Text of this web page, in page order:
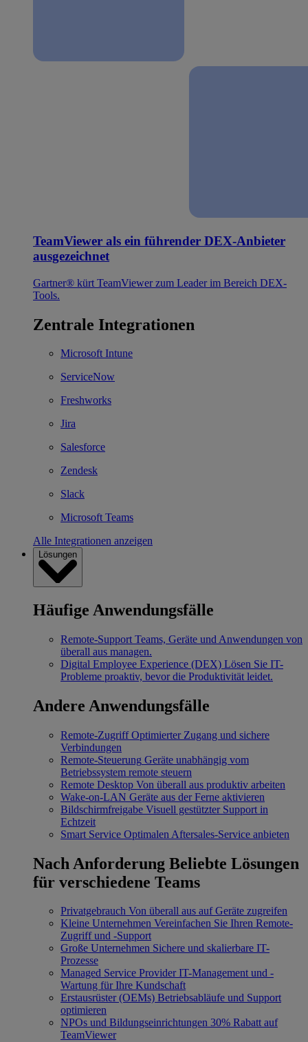
TeamViewer als ein führender DEX-Anbieter
ausgezeichnet
Gartner® kürt TeamViewer zum Leader im Bereich DEX-
Tools.
Zentrale Integrationen
Microsoft Intune
ServiceNow
Freshworks
Jira
Salesforce
Zendesk
Slack
Microsoft Teams
Alle Integrationen anzeigen
Lösungen
Häufige Anwendungsfälle
Remote-Support Teams, Geräte und Anwendungen von
überall aus managen.
Digital Employee Experience (DEX) Lösen Sie IT-
Probleme proaktiv, bevor die Produktivität leidet.
Andere Anwendungsfälle
Remote-Zugriff Optimierter Zugang und sichere
Verbindungen
Remote-Steuerung Geräte unabhängig vom
Betriebssystem remote steuern
Remote Desktop Von überall aus produktiv arbeiten
Wake-on-LAN Geräte aus der Ferne aktivieren
Bildschirmfreigabe Visuell gestützter Support in
Echtzeit
Smart Service Optimalen Aftersales-Service anbieten
Nach Anforderung Beliebte Lösungen
für verschiedene Teams
Privatgebrauch Von überall aus auf Geräte zugreifen
Kleine Unternehmen Vereinfachen Sie Ihren Remote-
Zugriff und -Support
Große Unternehmen Sichere und skalierbare IT-
Prozesse
Managed Service Provider IT-Management und -
Wartung für Ihre Kundschaft
Erstausrüster (OEMs) Betriebsabläufe und Support
optimieren
NPOs und Bildungseinrichtungen 30% Rabatt auf
TeamViewer